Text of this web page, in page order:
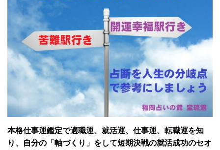
本格仕事運鑑定で適職運、就活運、仕事運、転職運を知
り、自分の「軸づくり」をして短期決戦の就活成功のセオ